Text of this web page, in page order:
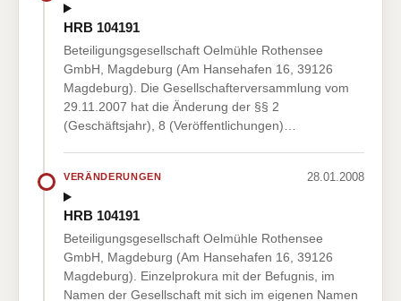
HRB 104191
Beteiligungsgesellschaft Oelmühle Rothensee
GmbH, Magdeburg (Am Hansehafen 16, 39126
Magdeburg). Die Gesellschafterversammlung vom
29.11.2007 hat die Änderung der §§ 2
(Geschäftsjahr), 8 (Veröffentlichungen)…
VERÄNDERUNGEN 28.01.2008
HRB 104191
Beteiligungsgesellschaft Oelmühle Rothensee
GmbH, Magdeburg (Am Hansehafen 16, 39126
Magdeburg). Einzelprokura mit der Befugnis, im
Namen der Gesellschaft mit sich im eigenen Namen